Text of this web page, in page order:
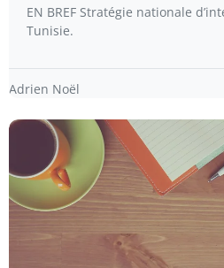
EN BREF Stratégie nationale
Tunisie.
Adrien Noël